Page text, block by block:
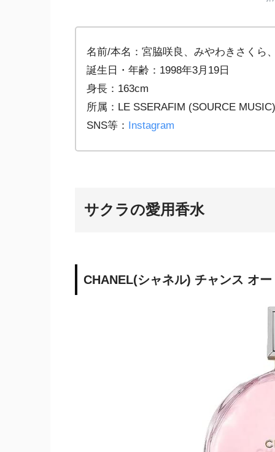
名前/本名：宮脇咲良、みやわきさくら
誕生日・年齢：1998年3月19日
身長：163cm
所属：LE SSERAFIM (SOURCE MUSIC)
SNS等： Instagram
サクラの愛用香水
CHANEL(シャネル) チャンス オ